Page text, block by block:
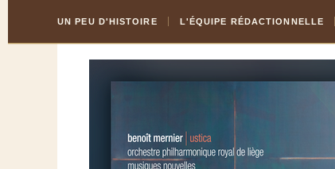
Content
la
UN PEU D'HISTOIRE L'ÉQUIPE RÉDACTIONNELLE